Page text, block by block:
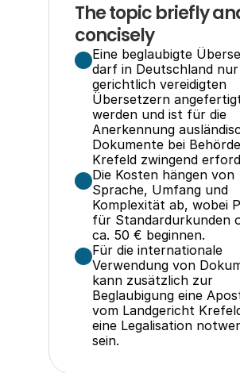
The topic briefly
concisely
Eine beglaubigte
darf in Deutschland
gerichtlich vereidigten
Übersetzern
werden und ist für die
Anerkennung
Dokumente bei
Krefeld zwingend
Die Kosten hängen von
Sprache, Umfang und
Komplexität ab, wobei
für Standardurkunden
ca. 50 € beginnen.
Für die internationale
Verwendung von
kann zusätzlich zur
Beglaubigung eine
vom Landgericht
eine Legalisation
sein.